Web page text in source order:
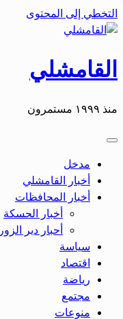
التخطي إلى المحتوى
القامشلي
منذ ١٩٩٩ مستمرون
مدخل
أخبار القامشلي
أخبار المحافظات
أخبار الحسكة
أحبار دير الزور
سياسة
اقتصاد
رياضة
مجتمع
منوعات